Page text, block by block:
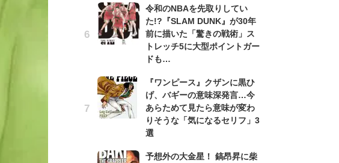
令和のNBAを先取りしてい
た!?『SLAM DUNK』が30年
前に描いた「驚きの戦術」ス
トレッチ5に大型ポイントガー
ドも…
『ワンピース』クザンに黒ひ
げ、バギーの意味深発言…今
あらためて見たら意味が変わ
りそうな「気になるセリフ」3
選
予想外の大金星！ 鎬昂昇に柴